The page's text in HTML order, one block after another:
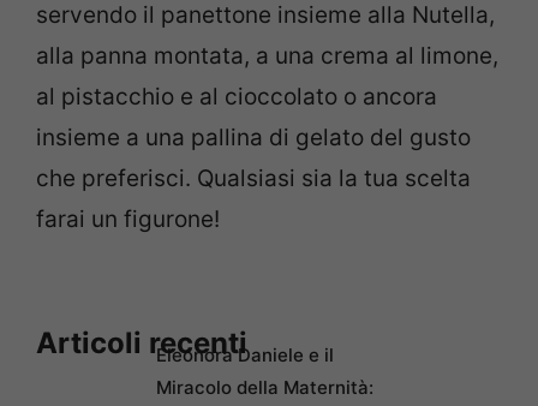
servendo il panettone insieme alla Nutella,
alla panna montata, a una crema al limone,
al pistacchio e al cioccolato o ancora
insieme a una pallina di gelato del gusto
che preferisci. Qualsiasi sia la tua scelta
farai un figurone!
Articoli recentiEleonora Daniele e il
Miracolo della Maternità: